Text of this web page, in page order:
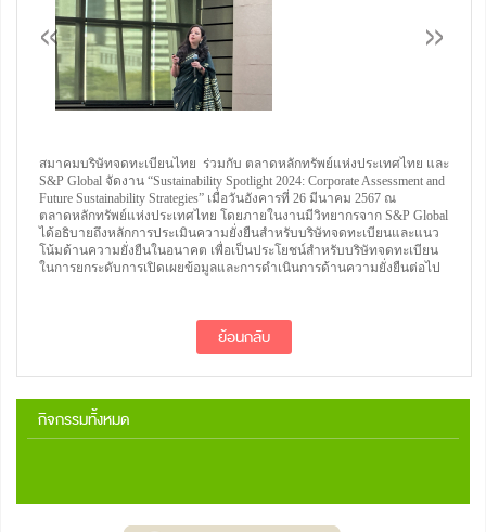
สมาคมบริษัทจดทะเบียนไทย ร่วมกับ ตลาดหลักทรัพย์แห่งประเทศไทย และ
S&P Global จัดงาน “Sustainability Spotlight 2024: Corporate Assessment and
Future Sustainability Strategies” เมื่อวันอังคารที่ 26 มีนาคม 2567 ณ
ตลาดหลักทรัพย์แห่งประเทศไทย โดยภายในงานมีวิทยากรจาก S&P Global
ได้อธิบายถึงหลักการประเมินความยั่งยืนสำหรับบริษัทจดทะเบียนและแนว
โน้มด้านความยั่งยืนในอนาคต เพื่อเป็นประโยชน์สำหรับบริษัทจดทะเบียน
ในการยกระดับการเปิดเผยข้อมูลและการดำเนินการด้านความยั่งยืนต่อไป
ย้อนกลับ
กิจกรรมทั้งหมด